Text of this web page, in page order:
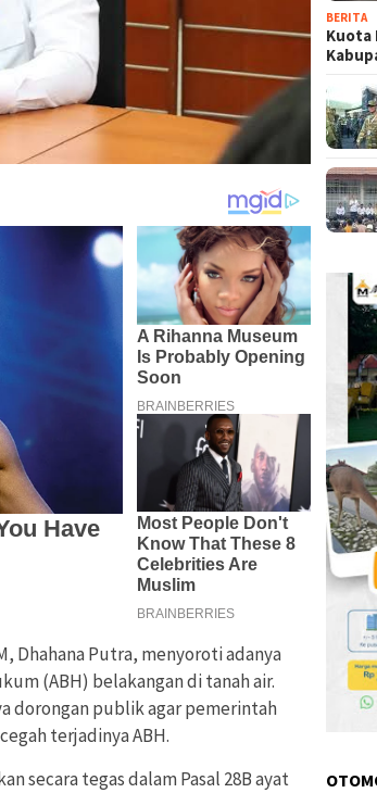
Dhahana Putra, menyoroti adanya
(ABH) belakangan di tanah air.
dorongan publik agar pemerintah
terjadinya ABH.
secara tegas dalam Pasal 28B ayat
BERITA
Kuota